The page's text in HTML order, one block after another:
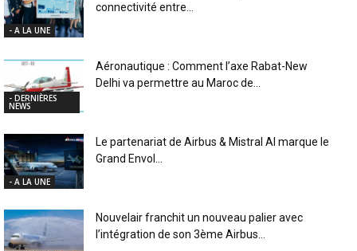
- A LA UNE
connectivité entre...
- DERNIÈRES
NEWS
Aéronautique : Comment l’axe Rabat-New
Delhi va permettre au Maroc de...
- A LA UNE
Le partenariat de Airbus & Mistral AI marque le
Grand Envol...
Nouvelair franchit un nouveau palier avec
l’intégration de son 3ème Airbus...